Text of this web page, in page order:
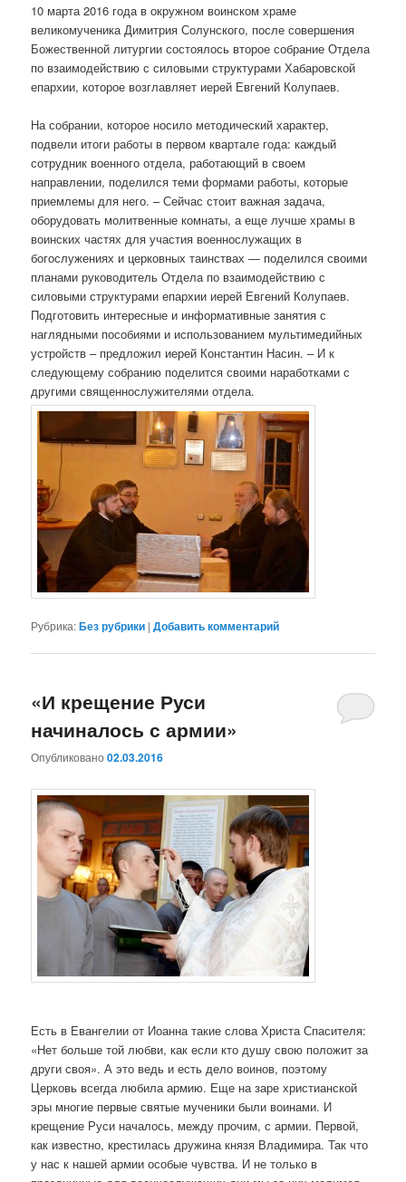
10 марта 2016 года в окружном воинском храме
великомученика Димитрия Солунского, после совершения
Божественной литургии состоялось второе собрание Отдела
по взаимодействию с силовыми структурами Хабаровской
епархии, которое возглавляет иерей Евгений Колупаев.
На собрании, которое носило методический характер,
подвели итоги работы в первом квартале года: каждый
сотрудник военного отдела, работающий в своем
направлении, поделился теми формами работы, которые
приемлемы для него. – Сейчас стоит важная задача,
оборудовать молитвенные комнаты, а еще лучше храмы в
воинских частях для участия военнослужащих в
богослужениях и церковных таинствах — поделился своими
планами руководитель Отдела по взаимодействию с
силовыми структурами епархии иерей Евгений Колупаев.
Подготовить интересные и информативные занятия с
наглядными пособиями и использованием мультимедийных
устройств – предложил иерей Константин Насин. – И к
следующему собранию поделится своими наработками с
другими священнослужителями отдела.
Рубрика:Без рубрики |Добавить комментарий
«И крещение Руси
начиналось с армии»
Опубликовано02.03.2016
Есть в Евангелии от Иоанна такие слова Христа Спасителя:
«Нет больше той любви, как если кто душу свою положит за
други своя». А это ведь и есть дело воинов, поэтому
Церковь всегда любила армию. Еще на заре христианской
эры многие первые святые мученики были воинами. И
крещение Руси началось, между прочим, с армии. Первой,
как известно, крестилась дружина князя Владимира. Так что
у нас к нашей армии особые чувства. И не только в